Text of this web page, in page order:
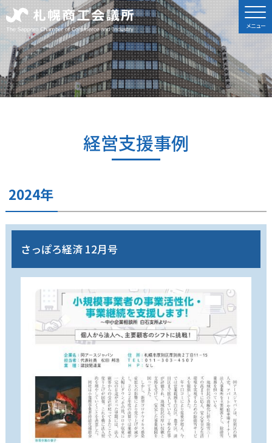
経営支援事例
2024年
さっぽろ経済 12月号